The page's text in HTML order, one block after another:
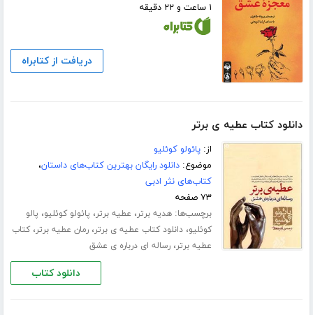
۱ ساعت و ۲۲ دقیقه
دریافت از کتابراه
دانلود کتاب عطیه ی برتر
از:پائولو کوئلیو
موضوع:دانلود رایگان بهترین کتاب‌های داستان،
کتاب‌های نثر ادبی
۷۳ صفحه
برچسب‌ها:هدیه برتر، عطیه برتر، پائولو کوئلیو، پالو
کوئلیو،دانلود کتاب عطیه ی برتر،رمان عطیه برتر،کتاب
عطیه برتر،رساله ای درباره ی عشق
دانلود کتاب